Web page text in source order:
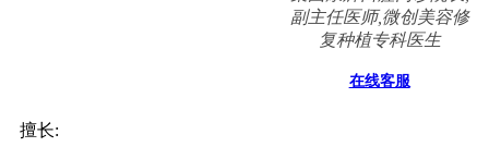
副主任医师,微创美容修
复种植专科医生
在线客服
擅长: